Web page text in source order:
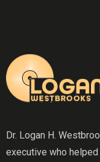
Dr. Logan H.
executive who